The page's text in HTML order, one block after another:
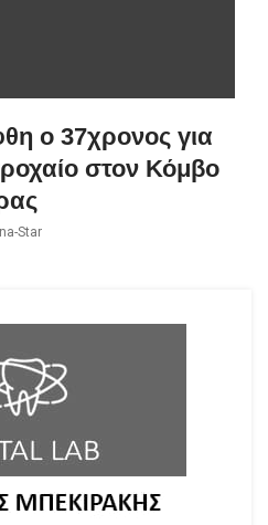
ο 37χρονος για
στον Κόμβο
Star